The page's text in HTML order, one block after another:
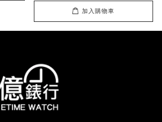
加入購物車